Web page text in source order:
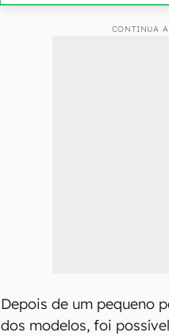
CONTINUA
Depois de um pequeno
dos modelos, foi